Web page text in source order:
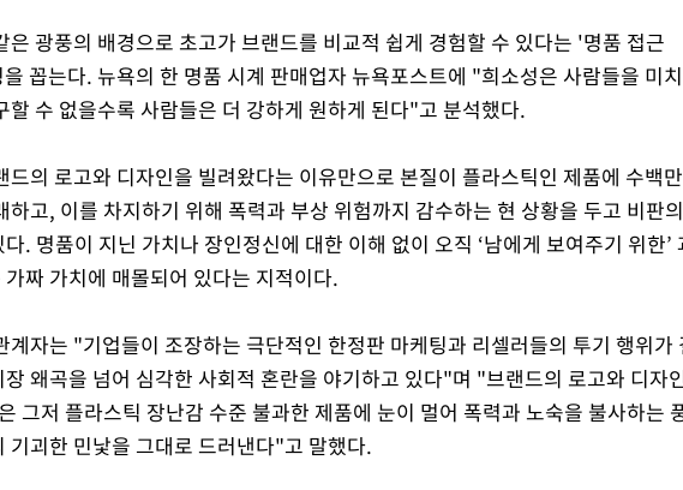
은 광풍의 배경으로 초고가 브랜드를 비교적 쉽게 경험할 수 있다는 '명품 접근
꼽는다. 뉴욕의 한 명품 시계 판매업자 뉴욕포스트에 "희소성은 사람들을 미치
수 없을수록 사람들은 더 강하게 원하게 된다"고 분석했다.
드의 로고와 디자인을 빌려왔다는 이유만으로 본질이 플라스틱인 제품에 수백만
하고, 이를 차지하기 위해 폭력과 부상 위험까지 감수하는 현 상황을 두고 비판의
. 명품이 지닌 가치나 장인정신에 대한 이해 없이 오직 ‘남에게 보여주기 위한’
짜 가치에 매몰되어 있다는 지적이다.
계자는 "기업들이 조장하는 극단적인 한정판 마케팅과 리셀러들의 투기 행위가
왜곡을 넘어 심각한 사회적 혼란을 야기하고 있다"며 "브랜드의 로고와 디자
그저 플라스틱 장난감 수준 불과한 제품에 눈이 멀어 폭력과 노숙을 불사하는
기괴한 민낯을 그대로 드러낸다"고 말했다.